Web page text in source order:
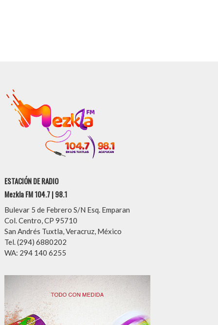
ESTACIÓN DE RADIO
Mezkla FM 104.7 | 98.1
Bulevar 5 de Febrero S/N Esq. Emparan
Col. Centro, CP 95710
San Andrés Tuxtla, Veracruz, México
Tel. (294) 6880202
WA: 294 140 6255